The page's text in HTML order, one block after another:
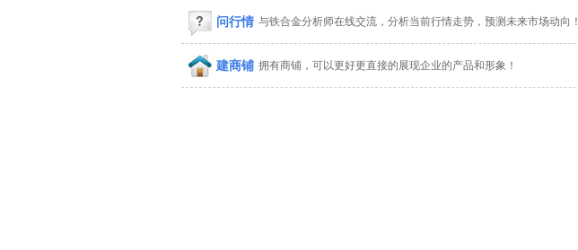
问行情 与铁合金分析师在线交流，分析当前行情走势，预测未来市场动向！
建商铺 拥有商铺，可以更好更直接的展现企业的产品和形象！